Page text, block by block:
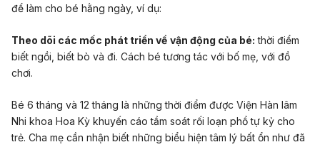
để làm cho bé hằng ngày, ví dụ:
Theo dõi các mốc phát triển về vận động của bé: thời điểm
biết ngồi, biết bò và đi. Cách bé tương tác với bố mẹ, với đồ
chơi.
Bé 6 tháng và 12 tháng là những thời điểm được Viện Hàn lâm
Nhi khoa Hoa Kỳ khuyến cáo tầm soát rối loạn phổ tự kỷ cho
trẻ. Cha mẹ cần nhận biết những biểu hiện tâm lý bất ổn như đã